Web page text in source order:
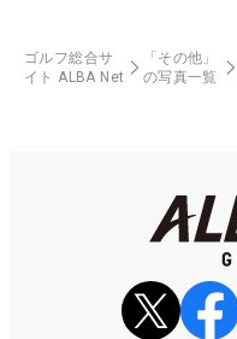
ゴルフ総合サ
イト ALBA Net
「その他」
の写真一覧